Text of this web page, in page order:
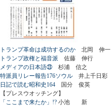
トランプ革命は成功するのか 北岡 伸一
トランプ政権と福音派 佐藤 伸行
メディアの日本語㉓ 杉浦 信之
特派員リレー報告176ソウル 井上千日彩
日記で読む昭和史164 国分 俊英
【プレスウオッチング】
「ここまで来たか」!? 小池 新